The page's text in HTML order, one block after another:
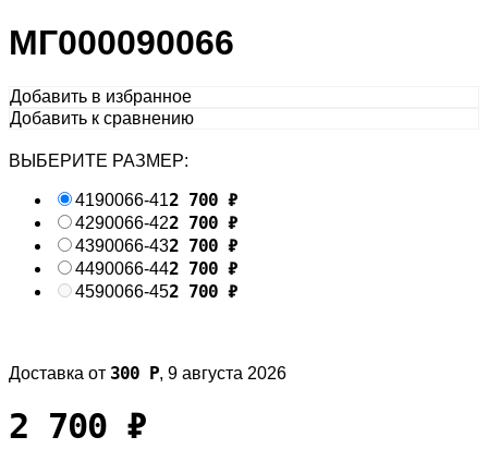
МГ000090066
Добавить в избранное
Добавить к сравнению
ВЫБЕРИТЕ РАЗМЕР:
4190066-412 700 ₽
4290066-422 700 ₽
4390066-432 700 ₽
4490066-442 700 ₽
4590066-452 700 ₽
Доставка от 300 Р, 9 августа 2026
2 700 ₽